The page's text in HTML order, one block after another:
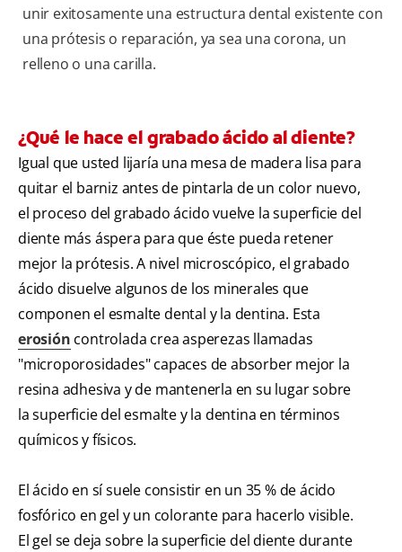
unir exitosamente una estructura dental existente con
una prótesis o reparación, ya sea una corona, un
relleno o una carilla.
¿Qué le hace el grabado ácido al diente?
Igual que usted lijaría una mesa de madera lisa para
quitar el barniz antes de pintarla de un color nuevo,
el proceso del grabado ácido vuelve la superficie del
diente más áspera para que éste pueda retener
mejor la prótesis. A nivel microscópico, el grabado
ácido disuelve algunos de los minerales que
componen el esmalte dental y la dentina. Esta
erosión controlada crea asperezas llamadas
"microporosidades" capaces de absorber mejor la
resina adhesiva y de mantenerla en su lugar sobre
la superficie del esmalte y la dentina en términos
químicos y físicos.
El ácido en sí suele consistir en un 35 % de ácido
fosfórico en gel y un colorante para hacerlo visible.
El gel se deja sobre la superficie del diente durante